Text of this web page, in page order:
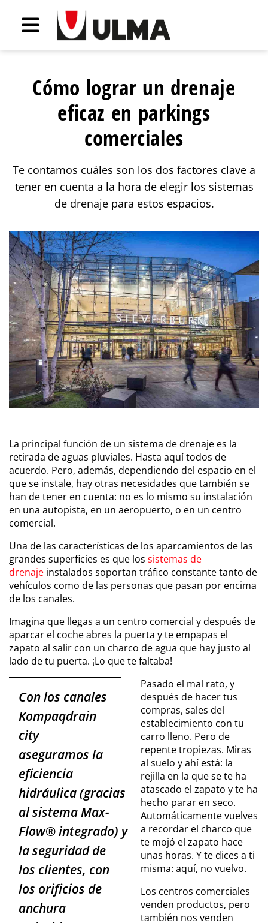
Cómo lograr un drenaje
eficaz en parkings
comerciales
Te contamos cuáles son los dos factores clave a
tener en cuenta a la hora de elegir los sistemas
de drenaje para estos espacios.
La principal función de un sistema de drenaje es la
retirada de aguas pluviales. Hasta aquí todos de
acuerdo. Pero, además, dependiendo del espacio en el
que se instale, hay otras necesidades que también se
han de tener en cuenta: no es lo mismo su instalación
en una autopista, en un aeropuerto, o en un centro
comercial.
Una de las características de los aparcamientos de las
grandes superficies es que los sistemas de
drenaje instalados soportan tráfico constante tanto de
vehículos como de las personas que pasan por encima
de los canales.
Imagina que llegas a un centro comercial y después de
aparcar el coche abres la puerta y te empapas el
zapato al salir con un charco de agua que hay justo al
lado de tu puerta. ¡Lo que te faltaba!
Con los canales
Kompaqdrain
city
aseguramos la
eficiencia
hidráulica (gracias
al sistema Max-
Flow® integrado) y
la seguridad de
los clientes, con
los orificios de
anchura
Pasado el mal rato, y
después de hacer tus
compras, sales del
establecimiento con tu
carro lleno. Pero de
repente tropiezas. Miras
al suelo y ahí está: la
rejilla en la que se te ha
atascado el zapato y te ha
hecho parar en seco.
Automáticamente vuelves
a recordar el charco que
te mojó el zapato hace
unas horas. Y te dices a ti
misma: aquí, no vuelvo.
Los centros comerciales
venden productos, pero
también nos venden